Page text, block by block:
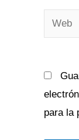
Web
para la